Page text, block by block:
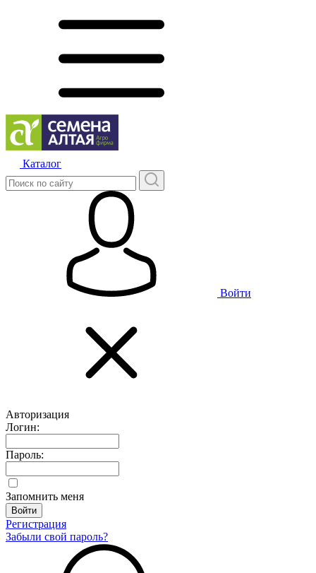
Каталог
Войти
Авторизация
Логин:
Пароль:
Запомнить меня
Регистрация
Забыли свой пароль?